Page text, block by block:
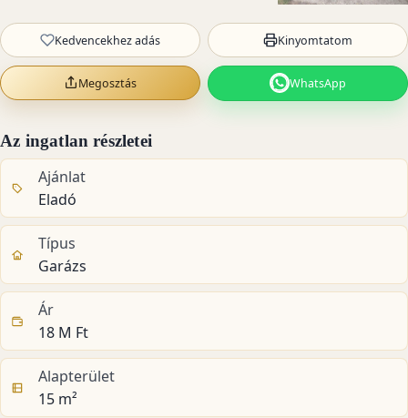
Kedvencekhez adás Kinyomtatom
Megosztás WhatsApp
Az ingatlan részletei
Ajánlat
Eladó
Típus
Garázs
Ár
18 M Ft
Alapterület
15 m²